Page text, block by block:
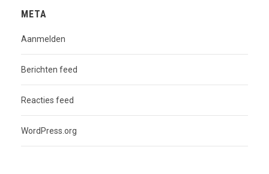
META
Aanmelden
Berichten feed
Reacties feed
WordPress.org